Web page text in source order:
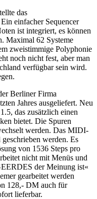
das
einfacher Sequencer
ist integriert, es können
Maximal 62 Systeme
zweistimmige Polyphonie
noch nicht fest, aber man
verfügbar sein wird.
Berliner Firma
Jahres ausgeliefert. Neu
das zusätzlich einen
bietet. Die Spuren
werden. Das MIDI-
werden. Es
von 1536 Steps pro
nicht mit Menüs und
der Meinung ist«
gearbeitet werden
128,- DM auch für
lieferbar.